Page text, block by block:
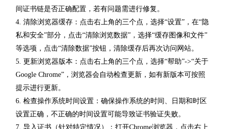
间证书链是否正确配置，若有问题需进行修复。
4. 清除浏览器缓存：点击右上角的三个点，选择“设置”，在“隐
私和安全”部分，点击“清除浏览数据”，选择“缓存图像和文件”
等选项，点击“清除数据”按钮，清除缓存后再次访问网站。
5. 更新浏览器版本：点击右上角的三个点，选择“帮助”->“关于
Google Chrome”，浏览器会自动检查更新，如有新版本可按照
提示进行更新。
6. 检查操作系统时间设置：确保操作系统的时间、日期和时区
设置正确，不正确的时间设置可能导致证书验证失败。
7. 导入证书（针对特定情况）：打开Chrome浏览器，点击右上